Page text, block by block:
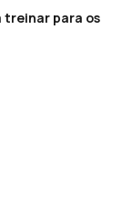
treinar para os